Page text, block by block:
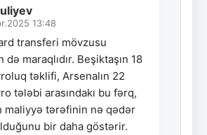
13:48
transferi mövzusu
də maraqlıdır. Beşiktaşın 18
təklifi, Arsenalın 22
tələbi arasındakı bu fərq,
maliyyə tərəfinin nə qədər
bir daha göstərir.